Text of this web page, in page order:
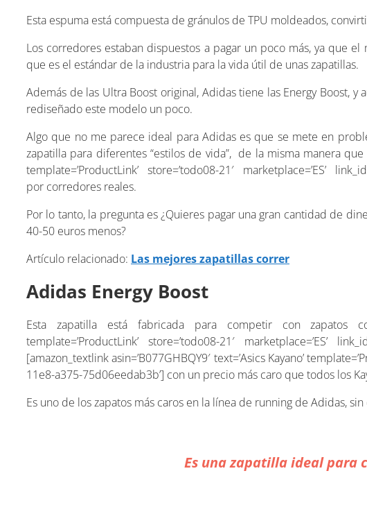
Esta espuma está compuesta de gránulos de TPU moldeados,
Los corredores estaban dispuestos a pagar un poco más, ya que
que es el estándar de la industria para la vida útil de unas zapatillas.
Además de las Ultra Boost original, Adidas tiene las Energy Boost,
rediseñado este modelo un poco.
Algo que no me parece ideal para Adidas es que se mete en
zapatilla para diferentes “estilos de vida”, de la misma manera que
template=’ProductLink’ store=’todo08-21′ marketplace=’ES’
por corredores reales.
Por lo tanto, la pregunta es ¿Quieres pagar una gran cantidad de
40-50 euros menos?
Artículo relacionado: Las mejores zapatillas correr
Adidas Energy Boost
Esta zapatilla está fabricada para competir con zapatos
template=’ProductLink’ store=’todo08-21′ marketplace=’ES’
[amazon_textlink asin=’B077GHBQY9′ text=’Asics Kayano’
11e8-a375-75d06eedab3b’] con un precio más caro que todos los
Es uno de los zapatos más caros en la línea de running de Adidas,
Es una zapatilla ideal para